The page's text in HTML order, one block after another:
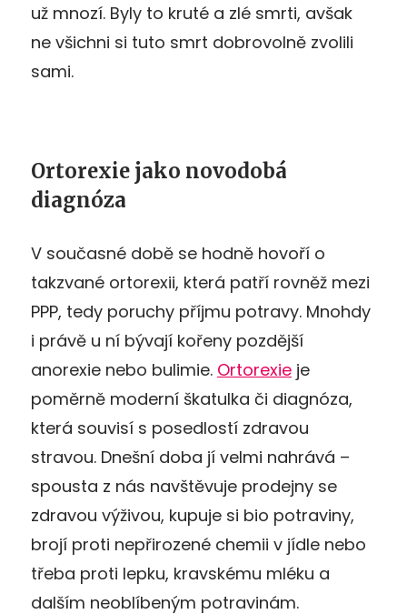
už mnozí. Byly to kruté a zlé smrti, avšak
ne všichni si tuto smrt dobrovolně zvolili
sami.
Ortorexie jako novodobá
diagnóza
V současné době se hodně hovoří o
takzvané ortorexii, která patří rovněž mezi
PPP, tedy poruchy příjmu potravy. Mnohdy
i právě u ní bývají kořeny pozdější
anorexie nebo bulimie. Ortorexie je
poměrně moderní škatulka či diagnóza,
která souvisí s posedlostí zdravou
stravou. Dnešní doba jí velmi nahrává –
spousta z nás navštěvuje prodejny se
zdravou výživou, kupuje si bio potraviny,
brojí proti nepřirozené chemii v jídle nebo
třeba proti lepku, kravskému mléku a
dalším neoblíbeným potravinám.